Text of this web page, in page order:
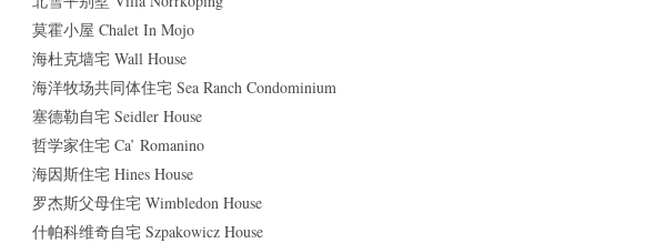
莫霍小屋 Chalet In Mojo
海杜克墙宅 Wall House
海洋牧场共同体住宅 Sea Ranch Condominium
塞德勒自宅 Seidler House
哲学家住宅 Ca’ Romanino
海因斯住宅 Hines House
罗杰斯父母住宅 Wimbledon House
什帕科维奇自宅 Szpakowicz House